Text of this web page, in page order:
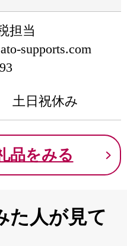
担当
supports.com
土日祝休み
品をみる
た人が見て